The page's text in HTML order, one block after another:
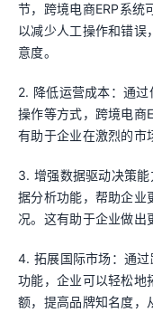
节，跨境电商ERP系统
以减少人工操作和错误
意度。
2. 降低运营成本：通
操作等方式，跨境电商
有助于企业在激烈的市
3. 增强数据驱动决策
据分析功能，帮助企业
况。这有助于企业做出
4. 拓展国际市场：通
功能，企业可以轻松地
额，提高品牌知名度，